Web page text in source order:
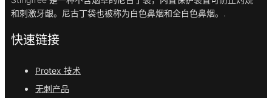
和刺激牙龈。尼古丁袋也被称为白色鼻烟和全白色鼻烟。.
快速链接
Protex 技术
无刺产品